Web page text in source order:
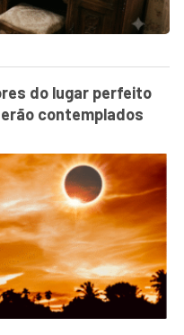
do lugar perfeito
contemplados